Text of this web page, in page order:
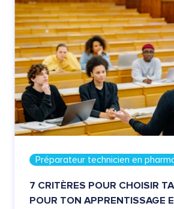
Préparateur technicien en
7 CRITÈRES POUR CHOISIR
POUR TON APPRENTISSAGE